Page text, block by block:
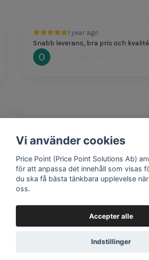
1 year ago
Snabb leverans, bra pris och kvalité
Oscar Svensson
1 year ago
Mathias Johansson
Google review widgetby
Vi använder cookies
Price Point (Price Point Solutions Ab)
för att anpassa det innehåll som visas
du ska få bästa tänkbara upplevelse
oss.
Accepter alle
Indstillinger